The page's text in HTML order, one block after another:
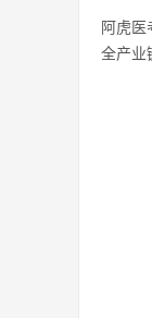
阿虎
全产业